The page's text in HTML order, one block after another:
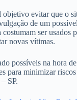
evitar que o
de um
ser usados
novas vítimas.
possíveis na hora
para minimizar
SP.